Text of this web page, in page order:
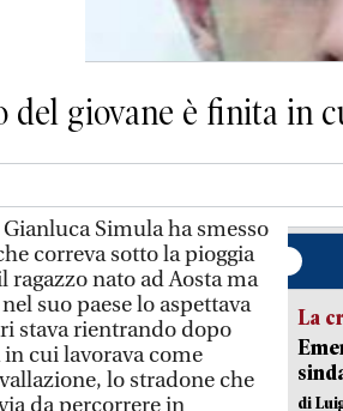
del giovane è finita in
Simula ha smesso
correva sotto la pioggia
ragazzo nato ad Aosta ma
suo paese lo aspettava
stava rientrando dopo
cui lavorava come
lo stradone che
da percorrere in
La
di